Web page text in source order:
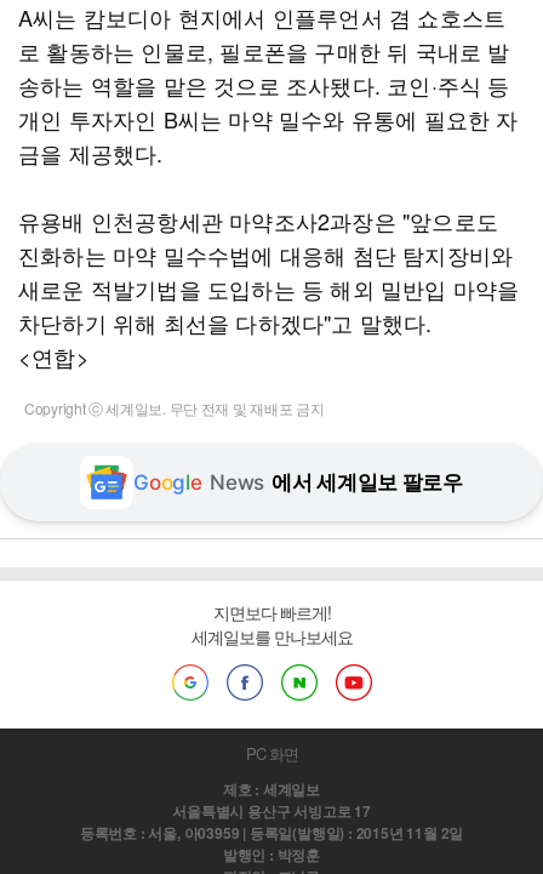
A씨는 캄보디아 현지에서 인플루언서 겸 쇼호스트
로 활동하는 인물로, 필로폰을 구매한 뒤 국내로 발
송하는 역할을 맡은 것으로 조사됐다. 코인·주식 등
개인 투자자인 B씨는 마약 밀수와 유통에 필요한 자
금을 제공했다.
유용배 인천공항세관 마약조사2과장은 "앞으로도
진화하는 마약 밀수수법에 대응해 첨단 탐지장비와
새로운 적발기법을 도입하는 등 해외 밀반입 마약을
차단하기 위해 최선을 다하겠다"고 말했다.
<연합>
Copyright ⓒ 세계일보. 무단 전재 및 재배포 금지
Google News 에서 세계일보 팔로우
지면보다 빠르게!
세계일보를 만나보세요
PC 화면
제호 : 세계일보
서울특별시 용산구 서빙고로 17
등록번호 : 서울, 아03959 | 등록일(발행일) : 2015년 11월 2일
발행인 : 박정훈